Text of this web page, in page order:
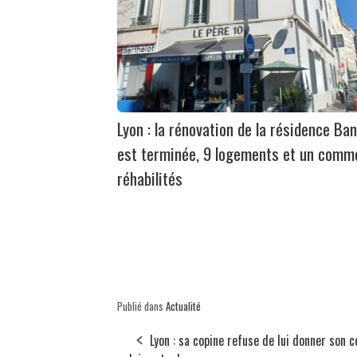
Lyon : la rénovation de la résidence
est terminée, 9 logements et un
réhabilités
Publié dans Actualité
Lyon : sa copine refuse de lui donner son